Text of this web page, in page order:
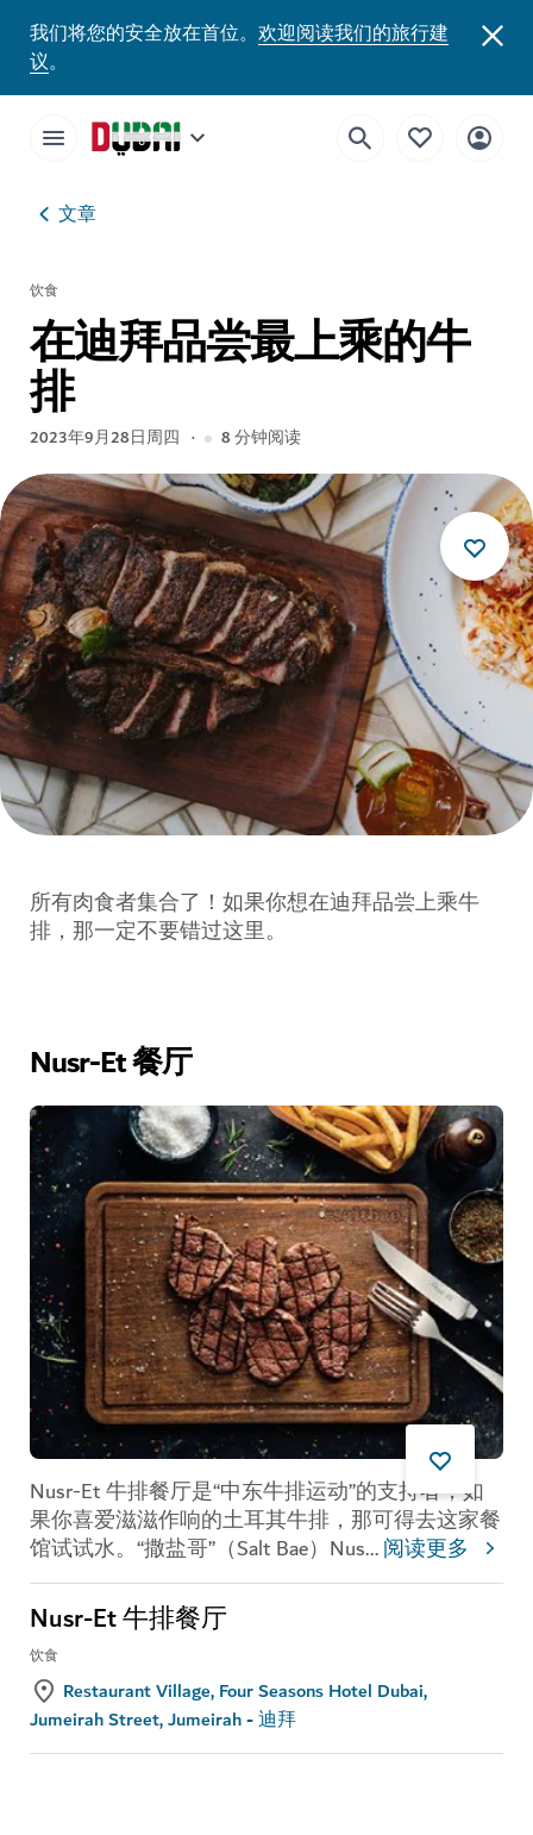
我们将您的安全放在首位。 欢迎阅读我们的旅行建
议。
文章
饮食
在迪拜品尝最上乘的牛
排
2023年9月28日周四 8分钟阅读
所有肉食者集合了！如果你想在迪拜品尝上乘牛
排，那一定不要错过这里。
Nusr-Et 餐厅
Nusr-Et 牛排餐厅是“中东牛排运动”的支持者，如
果你喜爱滋滋作响的土耳其牛排，那可得去这家餐
馆试试水。“撒盐哥”（Salt Bae）Nus...阅读更多
Nusr-Et 牛排餐厅
饮食
Restaurant Village, Four Seasons Hotel Dubai,
Jumeirah Street, Jumeirah - 迪拜